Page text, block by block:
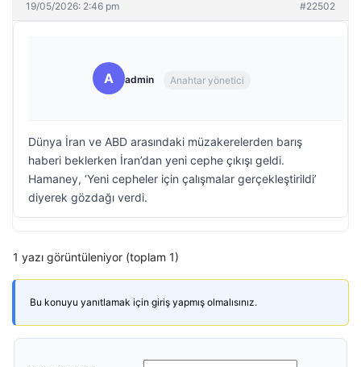
19/05/2026: 2:46 pm #22502
A admin Anahtar yönetici
Dünya İran ve ABD arasındaki müzakerelerden barış
haberi beklerken İran’dan yeni cephe çıkışı geldi.
Hamaney, ‘Yeni cepheler için çalışmalar gerçekleştirildi’
diyerek gözdağı verdi.
1 yazı görüntüleniyor (toplam 1)
Bu konuyu yanıtlamak için giriş yapmış olmalısınız.